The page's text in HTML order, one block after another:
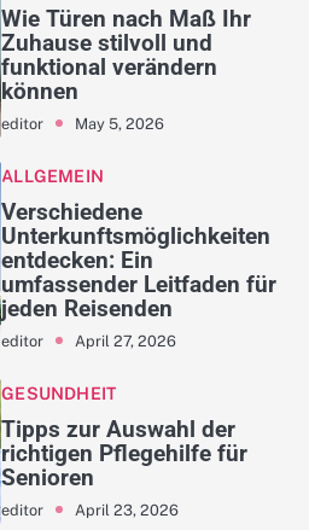
Wie Türen nach Maß Ihr
Zuhause stilvoll und
funktional verändern
können
editor May 5, 2026
ALLGEMEIN
Verschiedene
Unterkunftsmöglichkeiten
entdecken: Ein
umfassender Leitfaden für
jeden Reisenden
editor April 27, 2026
GESUNDHEIT
Tipps zur Auswahl der
richtigen Pflegehilfe für
Senioren
editor April 23, 2026